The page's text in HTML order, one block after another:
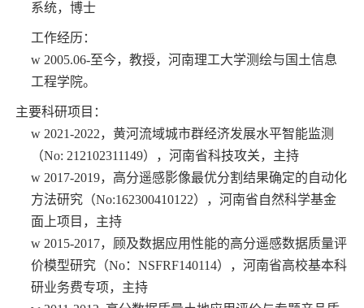
系统，博士
工作经历：
w 2005.06-至今，教授，河南理工大学测绘与国土信息
工程学院。
主要科研项目：
w 2021-2022，黄河流域城市群经济发展水平智能监测
（No: 212102311149），河南省科技攻关，主持
w 2017-2019，高分遥感影像最优分割结果确定的自动化
方法研究（No:162300410122），河南省自然科学基金
面上项目，主持
w 2015-2017，顾及数据应用性能的高分遥感数据质量评
价模型研究（No：NSFRF140114），河南省高校基本科
研业务费专项，主持